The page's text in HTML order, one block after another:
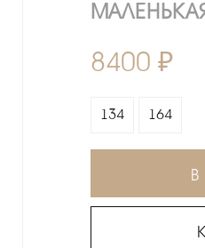
8400 ₽
134 164